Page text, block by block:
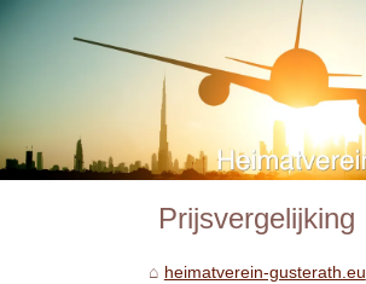
Prijsvergelijking
heimatverein-gusterath.eu